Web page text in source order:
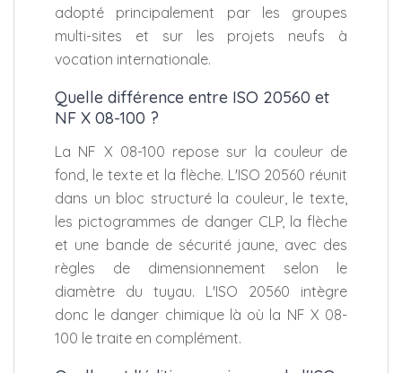
adopté principalement par les groupes
multi-sites et sur les projets neufs à
vocation internationale.
Quelle différence entre ISO 20560 et
NF X 08-100 ?
La NF X 08-100 repose sur la couleur de
fond, le texte et la flèche. L'ISO 20560 réunit
dans un bloc structuré la couleur, le texte,
les pictogrammes de danger CLP, la flèche
et une bande de sécurité jaune, avec des
règles de dimensionnement selon le
diamètre du tuyau. L'ISO 20560 intègre
donc le danger chimique là où la NF X 08-
100 le traite en complément.